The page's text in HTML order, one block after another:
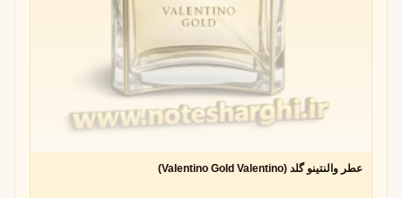
عطر والنتینو گلد (Valentino Gold Valentino)